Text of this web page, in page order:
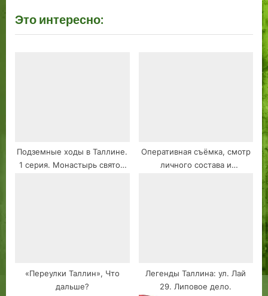
:
Это интересно:
Подземные ходы в Таллине.
1 серия. Монастырь святой
Оперативная съёмка, смотр
личного состава и
«Переулки Таллин», Что
дальше?
Легенды Таллина: ул. Лай
29. Липовое дело.